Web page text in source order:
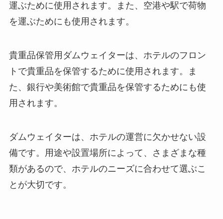
運ぶために使用されます。また、空港や駅で荷物
を運ぶためにも使用されます。
貴重品保管用ダムウェイターは、ホテルのフロン
トで貴重品を保管するために使用されます。ま
た、銀行や美術館で貴重品を保管するためにも使
用されます。
ダムウェイターは、ホテルの運営に欠かせない設
備です。用途や設置場所によって、さまざまな種
類があるので、ホテルのニーズに合わせて選ぶこ
とが大切です。